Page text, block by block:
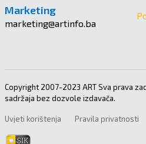
Marketing
marketing@artinfo.ba
Copyright 2007-2023 ART Sva prava
sadržaja bez dozvole izdavača.
Uvjeti korištenja Pravila privatnosti